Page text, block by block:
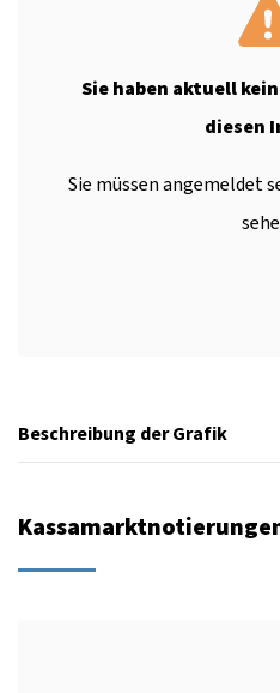
Sie haben aktuell
diesen
Sie müssen angemeldet
Beschreibung der Grafik